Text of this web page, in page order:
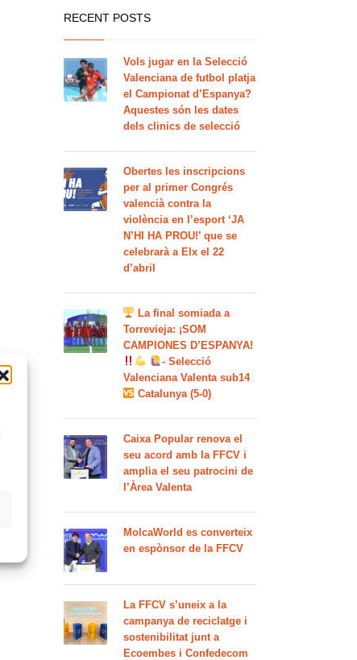
RECENT POSTS
Vols jugar en la Selecció
Valenciana de futbol platja
el Campionat d’Espanya?
Aquestes són les dates
dels clinics de selecció
Obertes les inscripcions
per al primer Congrés
valencià contra la
violència en l’esport ‘JA
N’HI HA PROU!’ que se
celebrarà a Elx el 22
d’abril
La final somiada a
Torrevieja: ¡SOM
CAMPIONES D’ESPANYA!
- Selecció
Valenciana Valenta sub14
Catalunya (5-0)
Caixa Popular renova el
seu acord amb la FFCV i
amplia el seu patrocini de
l’Àrea Valenta
MolcaWorld es converteix
en espònsor de la FFCV
La FFCV s’uneix a la
campanya de reciclatge i
sostenibilitat junt a
Ecoembes i Confedecom